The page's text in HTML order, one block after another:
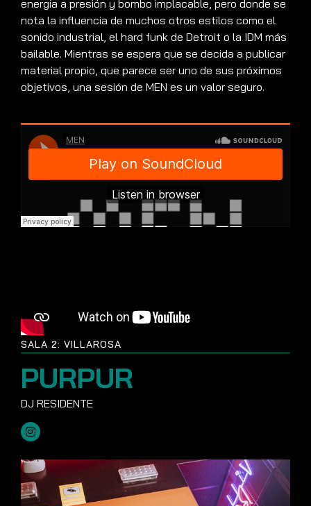
energía a presión y bombo implacable, pero donde se
nota la influencia de muchos otros estilos como el
sonido industrial, el hard funk de Detroit o la IDM más
bailable. Mientras se espera que se decida a publicar
material propio, que parece ser uno de sus próximos
objetivos, una sesión de MEN es un valor seguro.
SALA 2: VILLAROSA
PURPUR